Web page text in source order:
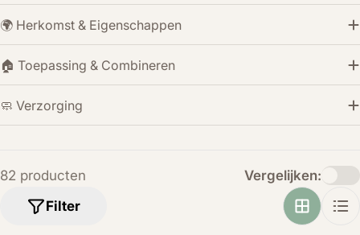
🌍 Herkomst & Eigenschappen
🏠 Toepassing & Combineren
🧼 Verzorging
82 producten
Filter
Vergelijken: